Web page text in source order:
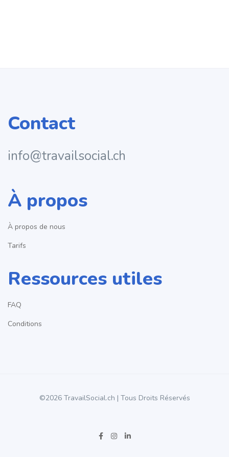
Contact
info@travailsocial.ch
À propos
À propos de nous
Tarifs
Ressources utiles
FAQ
Conditions
©2026 TravailSocial.ch | Tous Droits Réservés